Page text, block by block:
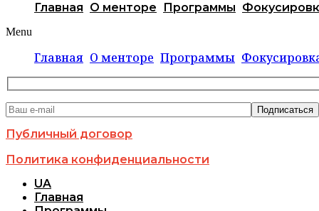
Главная О менторе Программы
Menu
Главная О менторе Программы
Публичный договор
Политика конфиденциальности
UA
Главная